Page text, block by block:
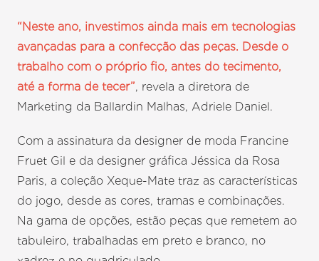
“Neste ano, investimos ainda mais em tecnologias
avançadas para a confecção das peças. Desde o
trabalho com o próprio fio, antes do tecimento,
até a forma de tecer”, revela a diretora de
Marketing da Ballardin Malhas, Adriele Daniel.
Com a assinatura da designer de moda Francine
Fruet Gil e da designer gráfica Jéssica da Rosa
Paris, a coleção Xeque-Mate traz as características
do jogo, desde as cores, tramas e combinações.
Na gama de opções, estão peças que remetem ao
tabuleiro, trabalhadas em preto e branco, no